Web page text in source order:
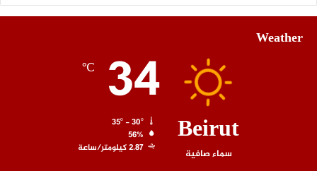
Weather
Beirut
سماء صافية
34
℃
56%
2.87 كيلومتر/ساعة